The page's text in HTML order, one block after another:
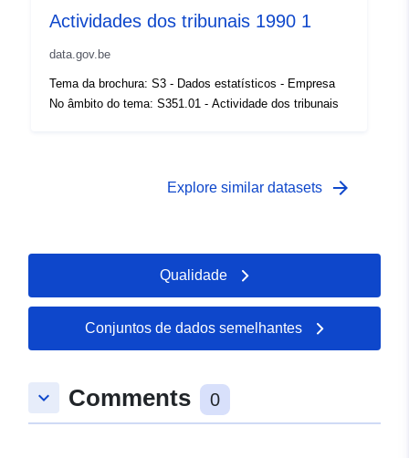
acesso:
Zakres czasowy:
- 31 December 1990
Actividades dos tribunais 1990 1
data.gov.be
Tema da brochura: S3 - Dados estatísticos - Empresa
No âmbito do tema: S351.01 - Actividade dos tribunais
Explore similar datasets arrow_forward
Qualidade
Conjuntos de dados semelhantes
keyboard_arrow_down Comments 0